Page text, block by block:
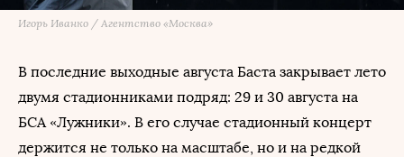
Игорь Иванко / Агентство «Москва»
В последние выходные августа Баста закрывает лето
двумя стадионниками подряд: 29 и 30 августа на
БСА «Лужники». В его случае стадионный концерт
держится не только на масштабе, но и на редкой